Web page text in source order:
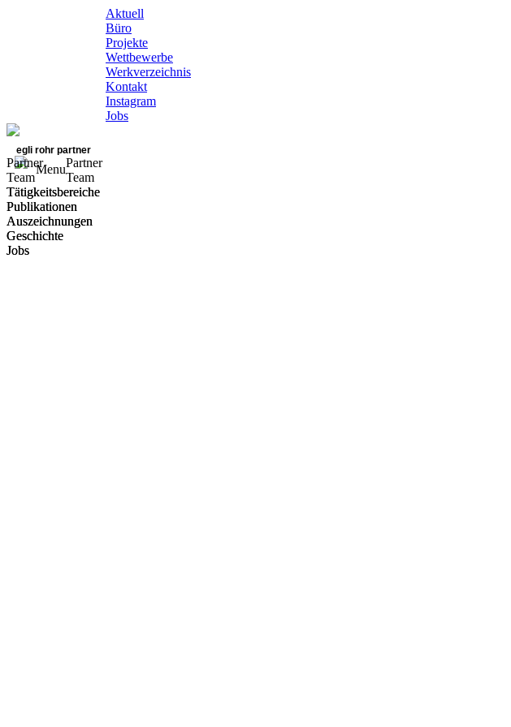
Aktuell
Büro
Projekte
Wettbewerbe
Werkverzeichnis
Kontakt
Instagram
Jobs
egli rohr partner
Menu
Partner
Team
Tätigkeitsbereiche
Publikationen
Auszeichnungen
Geschichte
Jobs
Partner
Team
Tätigkeitsbereiche
Publikationen
Auszeichnungen
Geschichte
Jobs